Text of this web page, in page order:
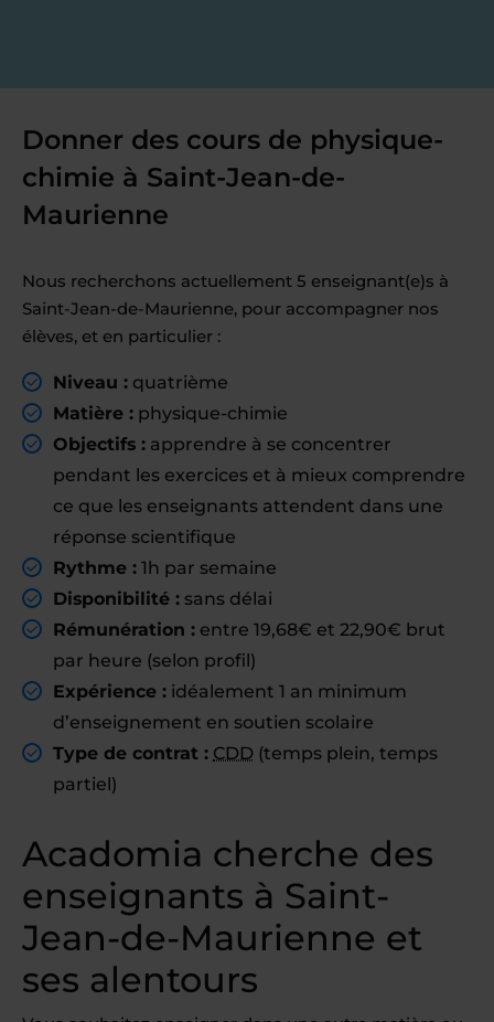
Donner des cours de physique-
chimie à Saint-Jean-de-
Maurienne
Nous recherchons actuellement 5 enseignant(e)s à
Saint-Jean-de-Maurienne, pour accompagner nos
élèves, et en particulier :
Niveau : quatrième
Matière : physique-chimie
Objectifs : apprendre à se concentrer
pendant les exercices et à mieux comprendre
ce que les enseignants attendent dans une
réponse scientifique
Rythme : 1h par semaine
Disponibilité : sans délai
Rémunération : entre 19,68€ et 22,90€ brut
par heure (selon profil)
Expérience : idéalement 1 an minimum
d’enseignement en soutien scolaire
Type de contrat : CDD (temps plein, temps
partiel)
Acadomia cherche des
enseignants à Saint-
Jean-de-Maurienne et
ses alentours